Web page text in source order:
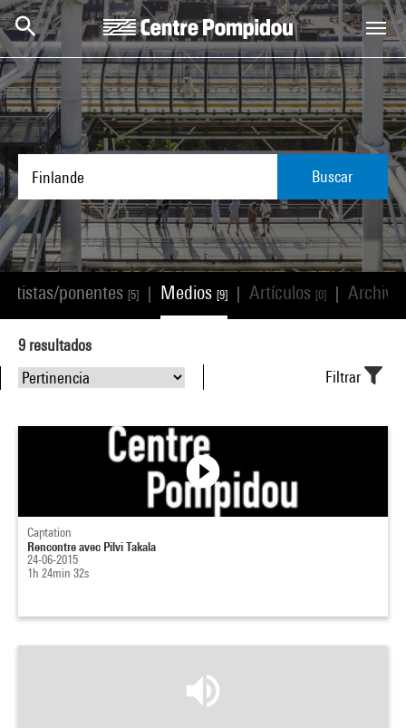
Skip to main content
Centre Pompidou
Buscar
Artistas/ponentes [5] Medios [9] Artículos [0]
9 resultados
Filtrar
Captation
Rencontre avec Pilvi Takala
24-06-2015
1h 24min 32s